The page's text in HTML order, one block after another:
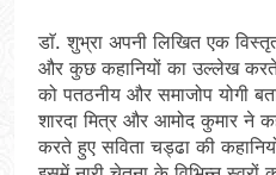
डाॅ. शुभ्रा अपनी लिखित एक
और कुछ कहानियों का उल्लेख करते
को पतठनीय और समाजोप योगी
शारदा मित्र और आमोद कुमार ने
करते हुए सविता चड्ढा की